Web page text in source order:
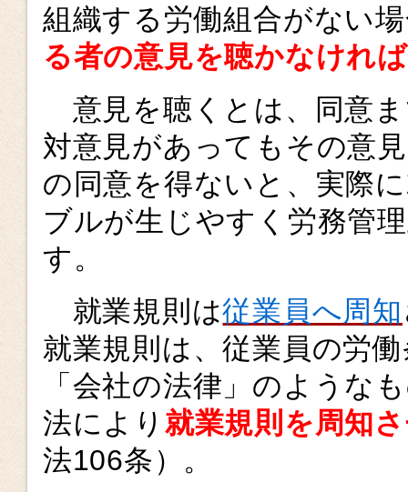
組織する労働組合がない
る者の意見を聴かなけれ
意見を聴くとは、同意
対意見があってもその意
の同意を得ないと、実際
ブルが生じやすく労務管
す。
就業規則は従業員へ周知
就業規則は、従業員の労
「会社の法律」のような
法により 就業規則を周知
法106条）。